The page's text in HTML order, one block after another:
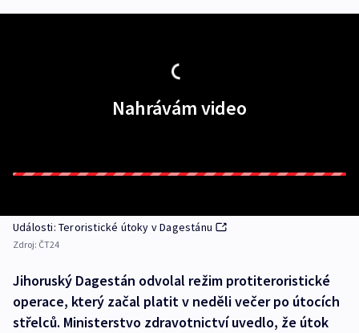
Nahrávám video
Události: Teroristické útoky v Dagestánu
Zdroj: ČT24
Jihoruský Dagestán odvolal režim protiteroristické
operace, který začal platit v neděli večer po útocích
střelců. Ministerstvo zdravotnictví uvedlo, že útok